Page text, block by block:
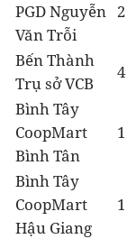
PGD Nguyễn
Văn Trỗi
2
Bến Thành
Trụ sở VCB
4
Bình Tây
CoopMart
Bình Tân
1
Bình Tây
CoopMart
Hậu Giang
1